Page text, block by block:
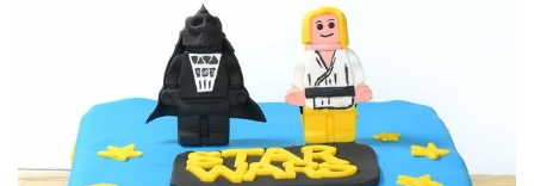
Torturi in frosting- crema pentru
Tortulețe 1.7 kg - 2 kg